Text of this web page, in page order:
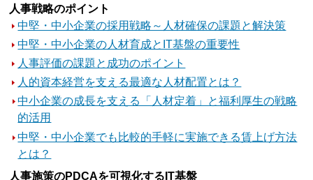
人事戦略のポイント
中堅・中小企業の採用戦略～人材確保の課題と解決策
中堅・中小企業の人材育成とIT基盤の重要性
人事評価の課題と成功のポイント
人的資本経営を支える最適な人材配置とは？
中小企業の成長を支える「人材定着」と福利厚生の戦略
的活用
中堅・中小企業でも比較的手軽に実施できる賃上げ方法
とは？
人事施策のPDCAを可視化するIT基盤